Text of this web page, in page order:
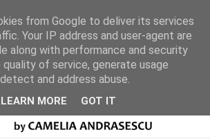
from Google to deliver its services
Your IP address and user-agent are
along with performance and security
of service, generate usage
and address abuse.
LEARN MORE GOT IT